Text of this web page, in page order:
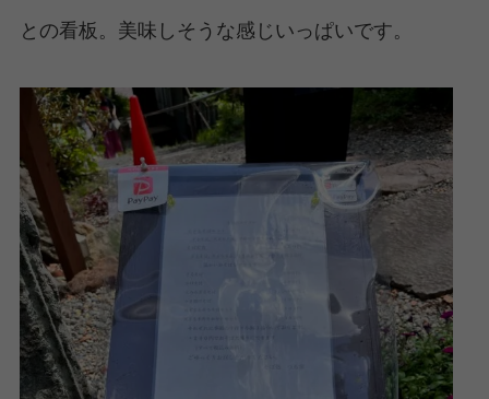
との看板。美味しそうな感じいっぱいです。